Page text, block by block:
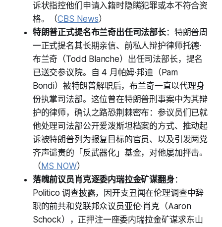
诉状指控他们申请入籍时隐瞒犯罪或本不符合资
格。（CBS News）
特朗普正式提名布兰奇出任司法部长：特朗普周
一正式提名其长期亲信、前私人辩护律师托德·
布兰奇（Todd Blanche）出任司法部长，提名
已送交参议院。自 4 月帕姆·邦迪（Pam
Bondi）被特朗普解职后，布兰奇一直以代理身
份执掌司法部。这位曾在特朗普刑事案中为其辩
护的律师，确认之路恐荆棘密布：参议员们已就
他处理司法部公开爱泼斯坦档案的方式、推动起
诉被特朗普列为报复目标的官员、以及引发两党
齐声谴责的「反武器化」基金，对他屡加抨击。
（MS NOW）
落魄前议员肖克逐委内瑞拉金矿谋翻身：
Politico 调查披露，因开支丑闻在伦理调查中辞
职的前共和党联邦众议员亚伦·肖克（Aaron
Schock），正押注一座委内瑞拉金矿谋求东山